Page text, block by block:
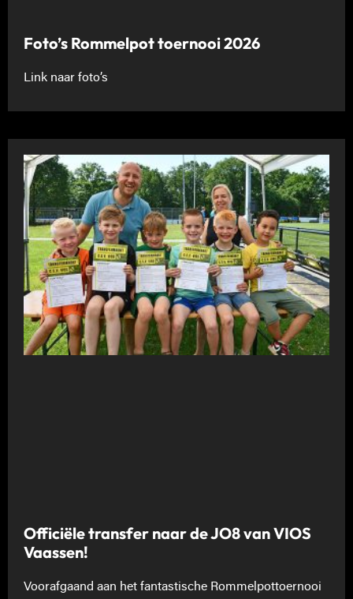
Foto’s Rommelpot toernooi 2026
Link naar foto’s
Officiële transfer naar de JO8 van VIOS
Vaassen!
Voorafgaand aan het fantastische Rommelpottoernooi